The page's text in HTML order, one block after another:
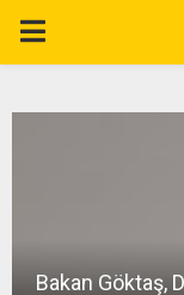
P
Bakan Göktaş,